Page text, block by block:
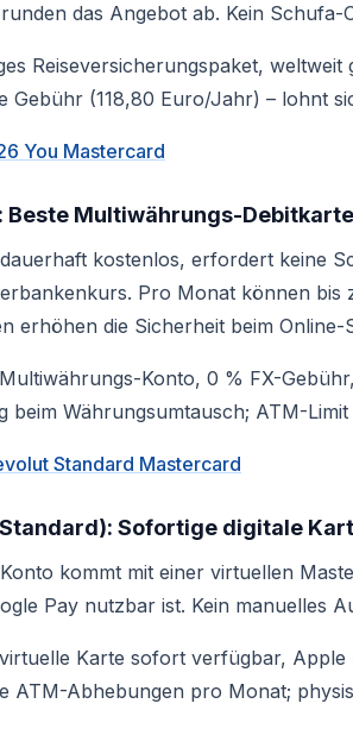
das Angebot ab. Kein Schufa-
Reiseversicherungspaket,
Gebühr (118,80 Euro/Jahr) – lohnt
You Mastercard
Beste Multiwährungs-Debitkarte
kostenlos, erfordert keine
Pro Monat können
erhöhen die Sicherheit beim Online-
Konto, 0 % FX-
beim Währungsumtausch; ATM-
Standard Mastercard
Sofortige digitale
kommt mit einer virtuellen
Pay nutzbar ist. Kein manuelles
Karte sofort verfügbar, Apple
ATM-Abhebungen pro Monat;